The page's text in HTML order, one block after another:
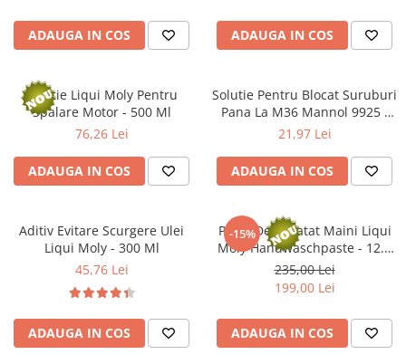
Pivot suspensie
Ambreiaj
► Accesorii auto
■ Huse scaune auto
■ Tavite auto portbagaj
■ Covorase/presuri auto
■ Accesorii auto interior
■ Accesorii auto exterior
■ Intretinere auto
■ Siguranta auto
ADAUGA IN COS ADAUGA IN COS
Solutie Liqui Moly Pentru
Spalare Motor - 500 Ml
76,26 Lei
ADAUGA IN COS
Solutie Pentru Blocat Suruburi
Pana La M36 Mannol 9925 -
50Gr
21,97 Lei
ADAUGA IN COS
Aditiv Evitare Scurgere Ulei
Liqui Moly - 300 Ml
45,76 Lei
ADAUGA IN COS
-15%
Pasta De Curatat Maini Liqui
Moly Handwaschpaste - 12.5
Litri
235,00 Lei
199,00 Lei
ADAUGA IN COS